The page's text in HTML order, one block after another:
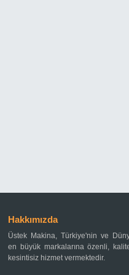
Hakkımızda
Üstek Makina, Türkiye'nin ve
en büyük markalarına özenli,
kesintisiz hizmet vermektedir.